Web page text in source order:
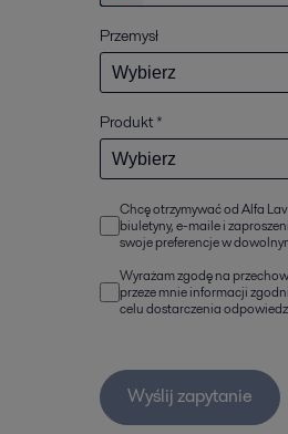
Przemysł
Produkt*
Chcę otrzymywać od Alfa
biuletyny, e-maile i
swoje preferencje w
Wyrażam zgodę na
przeze mnie informacji
celu dostarczenia
Wyślij zapytanie